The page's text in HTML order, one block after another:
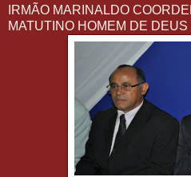
IRMÃO MARINALDO
MATUTINO HOMEM DE DEUS